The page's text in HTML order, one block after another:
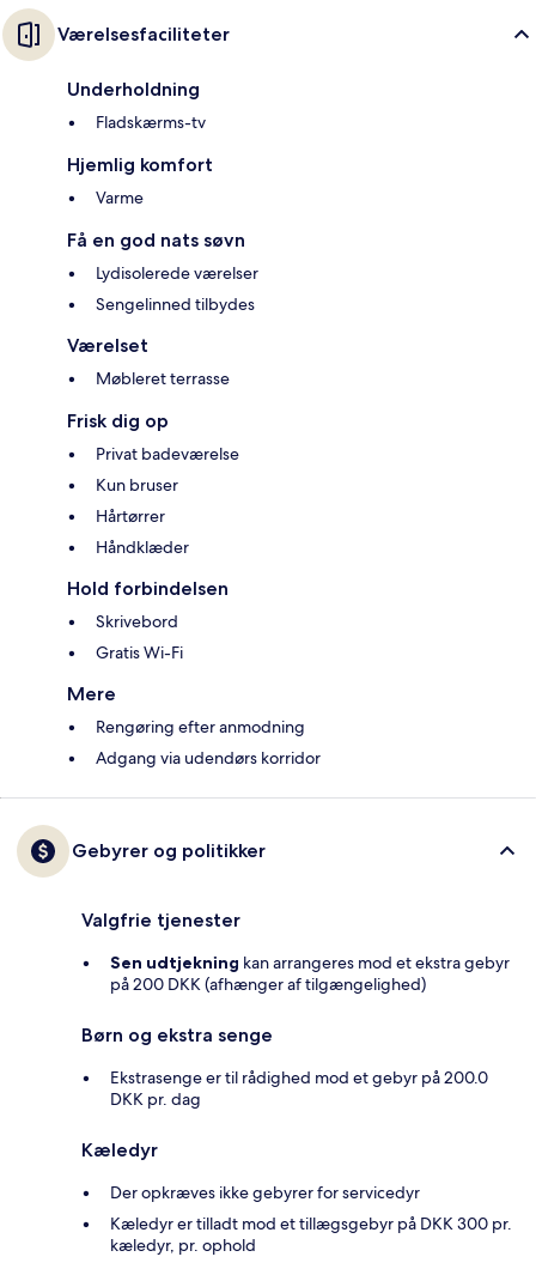
Værelsesfaciliteter
Underholdning
Fladskærms-tv
Hjemlig komfort
Varme
Få en god nats søvn
Lydisolerede værelser
Sengelinned tilbydes
Værelset
Møbleret terrasse
Frisk dig op
Privat badeværelse
Kun bruser
Hårtørrer
Håndklæder
Hold forbindelsen
Skrivebord
Gratis Wi-Fi
Mere
Rengøring efter anmodning
Adgang via udendørs korridor
Gebyrer og politikker
Valgfrie tjenester
Sen udtjekning kan arrangeres mod et ekstra gebyr
på 200 DKK (afhænger af tilgængelighed)
Børn og ekstra senge
Ekstrasenge er til rådighed mod et gebyr på 200.0
DKK pr. dag
Kæledyr
Der opkræves ikke gebyrer for servicedyr
Kæledyr er tilladt mod et tillægsgebyr på DKK 300 pr.
kæledyr, pr. ophold